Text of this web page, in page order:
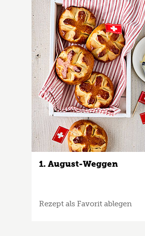
1. August-Weggen
Rezept als Favorit ablegen